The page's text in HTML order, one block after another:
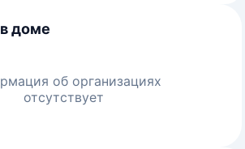
доме
об организациях
отсутствует